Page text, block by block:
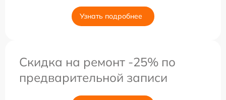
Узнать подробнее
Скидка на ремонт -25% по
предварительной записи